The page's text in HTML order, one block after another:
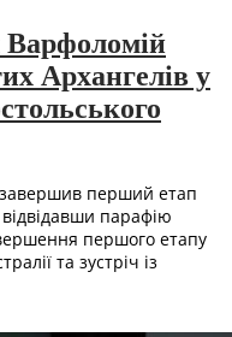
Варфоломій
Архангелів у
перший етап
відвідавши парафію
першого етапу
та зустріч із